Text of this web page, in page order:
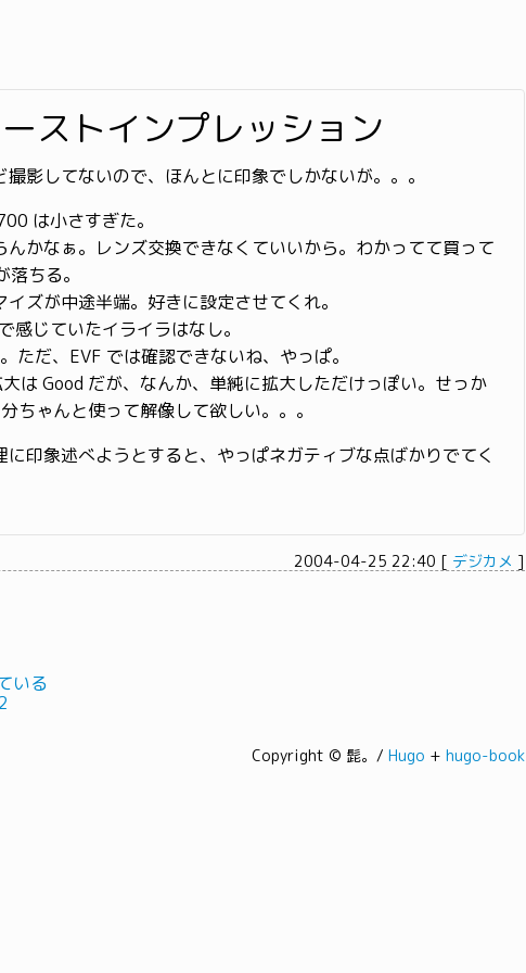
ストインプレッション
影してないので、ほんとに印象でしかないが。。。
は小さすぎた。
んかなぁ。レンズ交換できなくていいから。わかってて買って
ちる。
ズが中途半端。好きに設定させてくれ。
じていたイライラはなし。
ただ、EVF では確認できないね、やっぱ。
は Good だが、なんか、単純に拡大しただけっぽい。せっか
ちゃんと使って解像して欲しい。。。
印象述べようとすると、やっぱネガティブな点ばかりでてく
2004-04-25 22:40 [ デジカメ ]
いる
Copyright © 髭。/ Hugo + hugo-book